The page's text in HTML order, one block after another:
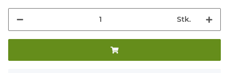
Stk.